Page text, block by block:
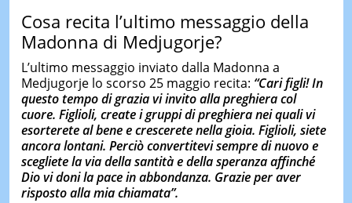
Cosa recita l’ultimo messaggio della
Madonna di Medjugorje?
L’ultimo messaggio inviato dalla Madonna a
Medjugorje lo scorso 25 maggio recita: “Cari figli! In
questo tempo di grazia vi invito alla preghiera col
cuore. Figlioli, create i gruppi di preghiera nei quali vi
esorterete al bene e crescerete nella gioia. Figlioli, siete
ancora lontani. Perciò convertitevi sempre di nuovo e
scegliete la via della santità e della speranza affinché
Dio vi doni la pace in abbondanza. Grazie per aver
risposto alla mia chiamata”.